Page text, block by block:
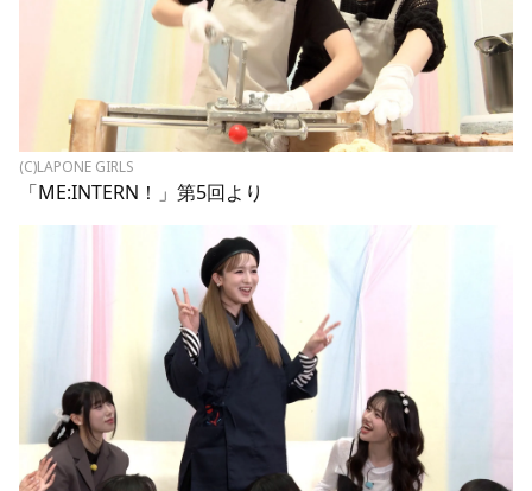
(C)LAPONE GIRLS
「ME:INTERN！」第5回より